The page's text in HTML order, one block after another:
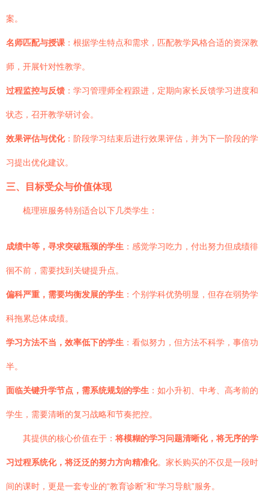
案。
名师匹配与授课 ：根据学生特点和需求，匹配教学风格合适的资深教
师，开展针对性教学。
过程监控与反馈 ：学习管理师全程跟进，定期向家长反馈学习进度和
状态，召开教学研讨会。
效果评估与优化：阶段学习结束后进行效果评估，并为下一阶段的学
习提出优化建议。
三、目标受众与价值体现
梳理班服务特别适合以下几类学生：
成绩中等，寻求突破瓶颈的学生 ：感觉学习吃力，付出努力但成绩徘
徊不前，需要找到关键提升点。
偏科严重，需要均衡发展的学生 ：个别学科优势明显，但存在弱势学
科拖累总体成绩。
学习方法不当，效率低下的学生 ：看似努力，但方法不科学，事倍功
半。
面临关键升学节点，需系统规划的学生 ：如小升初、中考、高考前的
学生，需要清晰的复习战略和节奏把控。
其提供的核心价值在于： 将模糊的学习问题清晰化，将无序的学
习过程系统化，将泛泛的努力方向精准化。家长购买的不仅是一段时
间的课时，更是一套专业的“教育诊断”和“学习导航”服务。